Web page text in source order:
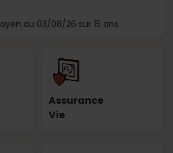
au 03/08/26 sur 15 ans
Assurance
Vie